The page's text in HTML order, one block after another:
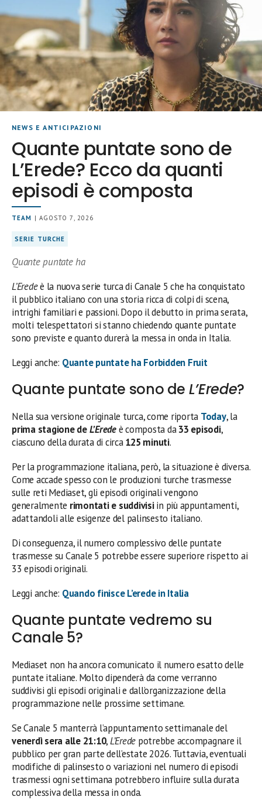
NEWS E ANTICIPAZIONI
Quante puntate sono de
L’Erede? Ecco da quanti
episodi è composta
TEAM | AGOSTO 7, 2026
SERIE TURCHE
Quante puntate ha
L’Eredeè la nuova serie turca di Canale 5 che ha conquistato
il pubblico italiano con una storia ricca di colpi di scena,
intrighi familiari e passioni. Dopo il debutto in prima serata,
molti telespettatori si stanno chiedendo quante puntate
sono previste e quanto durerà la messa in onda in Italia.
Leggi anche: Quante puntate ha Forbidden Fruit
Quante puntate sono de L’Erede?
Nella sua versione originale turca, come riporta Today, la
prima stagione deL’Eredeè composta da33 episodi,
ciascuno della durata di circa125 minuti.
Per la programmazione italiana, però, la situazione è diversa.
Come accade spesso con le produzioni turche trasmesse
sulle reti Mediaset, gli episodi originali vengono
generalmente rimontati e suddivisiin più appuntamenti,
adattandoli alle esigenze del palinsesto italiano.
Di conseguenza, il numero complessivo delle puntate
trasmesse su Canale 5 potrebbe essere superiore rispetto ai
33 episodi originali.
Leggi anche: Quando finisce L’erede in Italia
Quante puntate vedremo su
Canale 5?
Mediaset non ha ancora comunicato il numero esatto delle
puntate italiane. Molto dipenderà da come verranno
suddivisi gli episodi originali e dall’organizzazione della
programmazione nelle prossime settimane.
Se Canale 5 manterrà l’appuntamento settimanale del
venerdì sera alle 21:10,L’Erede potrebbe accompagnare il
pubblico per gran parte dell’estate 2026. Tuttavia, eventuali
modifiche di palinsesto o variazioni nel numero di episodi
trasmessi ogni settimana potrebbero influire sulla durata
complessiva della messa in onda.